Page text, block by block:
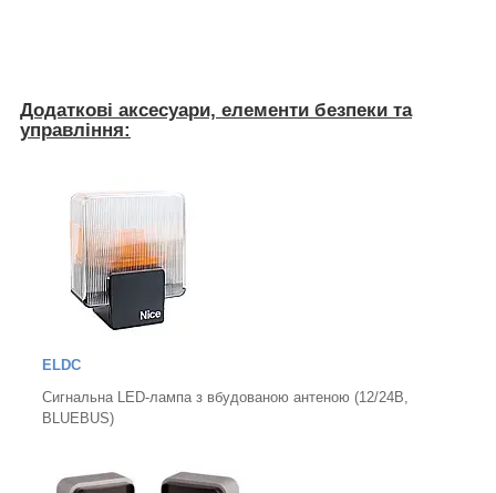
Додаткові аксесуари, елементи безпеки та
управління:
ELDC
Сигнальна LED-лампа з вбудованою антеною (12/24B,
BLUEBUS)